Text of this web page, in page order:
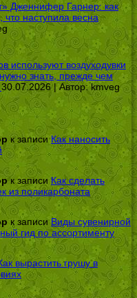
Дженнифер Гарнер: как
что наступила весна
используют воздуходувки
знать, прежде чем
30.07.2026 | Автор:kmveg
к записиКак наносить
к записиКак сделать
из поликарбоната
к записиВиды сувенирной
гид по ассортименту
вырастить грушу в